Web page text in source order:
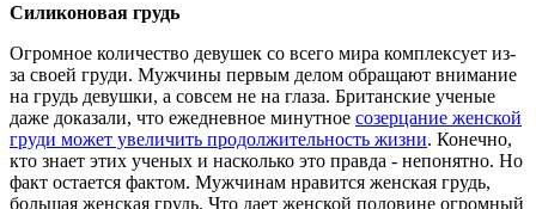
Силиконовая грудь
Огромное количество девушек со всего мира комплексует из-
за своей груди. Мужчины первым делом обращают внимание
на грудь девушки, а совсем не на глаза. Британские ученые
даже доказали, что ежедневное минутное созерцание женской
груди может увеличить продолжительность жизни. Конечно,
кто знает этих ученых и насколько это правда - непонятно. Но
факт остается фактом. Мужчинам нравится женская грудь,
большая женская грудь. Что дает женской половине огромный